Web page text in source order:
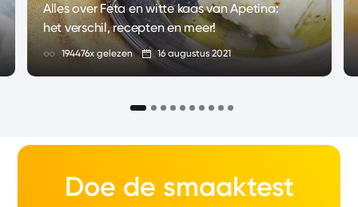
Alles over Feta en witte kaas van Apetina:
het verschil, recepten en meer!
194476x gelezen 16 augustus 2021
Doe de smaaktest